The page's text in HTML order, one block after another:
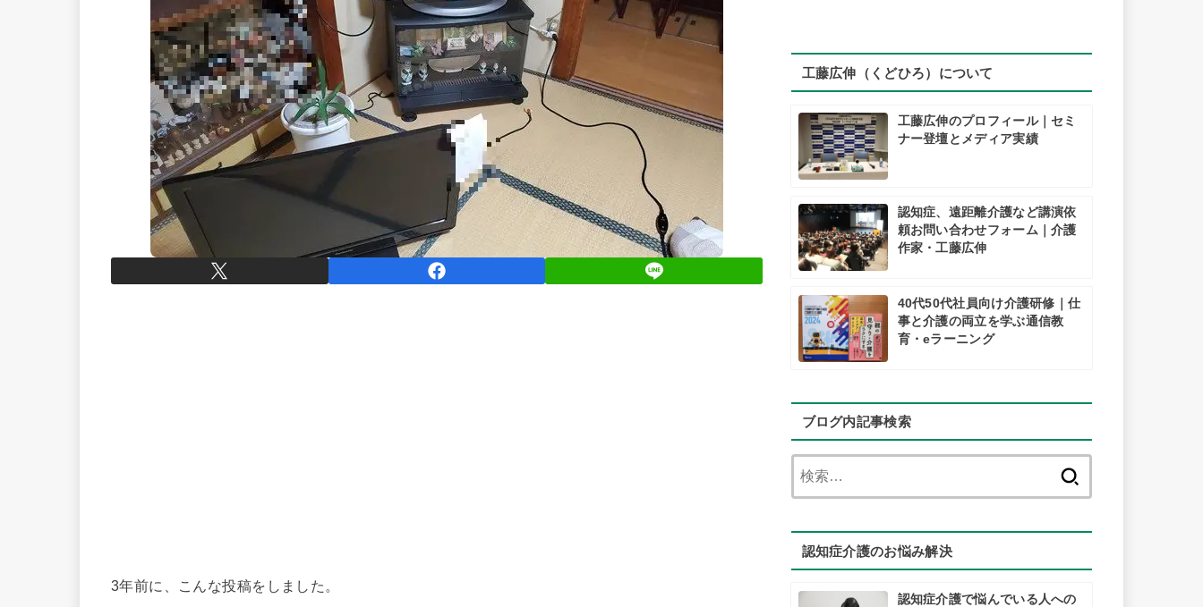
3年前に、こんな投稿をしました。
工藤広伸（くどひろ）について
工藤広伸のプロフィール｜セミ
ナー登壇とメディア実績
認知症、遠距離介護など講演依
頼お問い合わせフォーム｜介護
作家・工藤広伸
40代50代社員向け介護研修｜仕
事と介護の両立を学ぶ通信教
育・eラーニング
ブログ内記事検索
認知症介護のお悩み解決
認知症介護で悩んでいる人への